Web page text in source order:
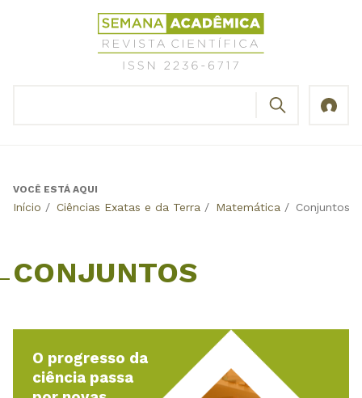
Revista
Científica
Semana
Back
VOCÊ ESTÁ AQUI
Início / Ciências Exatas e da Terra / Matemática / Conjuntos
CONJUNTOS
O progresso da
ciência passa